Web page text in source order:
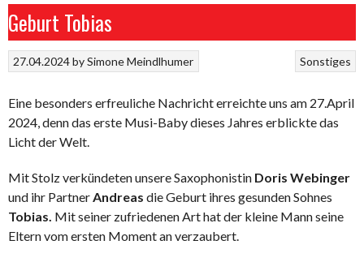
Geburt Tobias
Sonstiges
27.04.2024bySimone Meindlhumer
Eine besonders erfreuliche Nachricht erreichte uns am 27.April
2024, denn das erste Musi-Baby dieses Jahres erblickte das
Licht der Welt.
Mit Stolz verkündeten unsere Saxophonistin Doris Webinger
und ihr PartnerAndreas die Geburt ihres gesunden Sohnes
Tobias. Mit seiner zufriedenen Art hat der kleine Mann seine
Eltern vom ersten Moment an verzaubert.